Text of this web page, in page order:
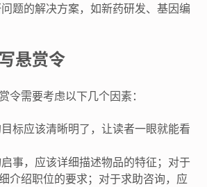
题的解决方案，如新药研发、基因编
悬赏令
令需要考虑以下几个因素：
标应该清晰明了，让读者一眼就能看
事，应该详细描述物品的特征；对于
介绍职位的要求；对于求助咨询，应